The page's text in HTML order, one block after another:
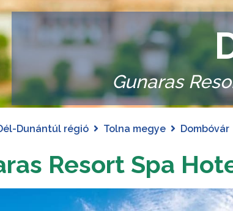
Gunaras
Dunántúl régió Tolna megye Dombóvár
Resort Spa